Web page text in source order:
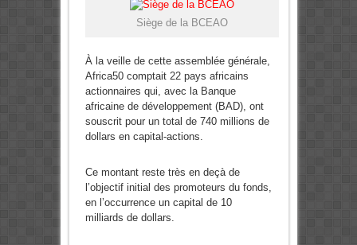
Siège de la BCEAO
À la veille de cette assemblée générale,
Africa50 comptait 22 pays africains
actionnaires qui, avec la Banque
africaine de développement (BAD), ont
souscrit pour un total de 740 millions de
dollars en capital-actions.
Ce montant reste très en deçà de
l’objectif initial des promoteurs du fonds,
en l’occurrence un capital de 10
milliards de dollars.